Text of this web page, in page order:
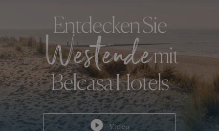
Entdecken Sie
Westendemit
Belcasa Hotels
Video